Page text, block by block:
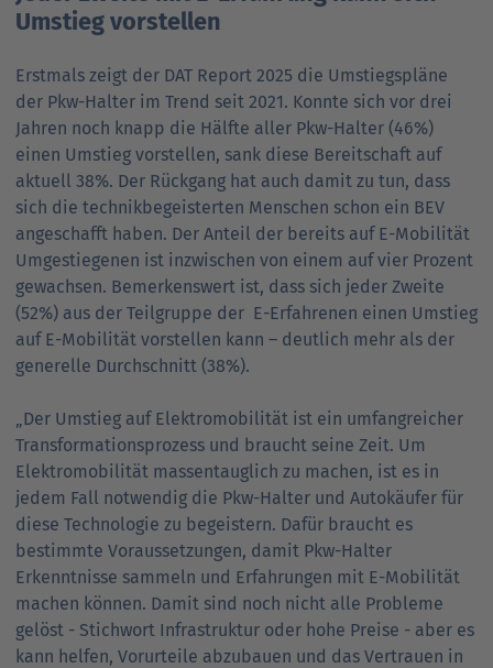
Umstieg vorstellen
Erstmals zeigt der DAT Report 2025 die Umstiegspläne
der Pkw-Halter im Trend seit 2021. Konnte sich vor drei
Jahren noch knapp die Hälfte aller Pkw-Halter (46%)
einen Umstieg vorstellen, sank diese Bereitschaft auf
aktuell 38%. Der Rückgang hat auch damit zu tun, dass
sich die technikbegeisterten Menschen schon ein BEV
angeschafft haben. Der Anteil der bereits auf E-Mobilität
Umgestiegenen ist inzwischen von einem auf vier Prozent
gewachsen. Bemerkenswert ist, dass sich jeder Zweite
(52%) aus der Teilgruppe der E-Erfahrenen einen Umstieg
auf E-Mobilität vorstellen kann – deutlich mehr als der
generelle Durchschnitt (38%).
„Der Umstieg auf Elektromobilität ist ein umfangreicher
Transformationsprozess und braucht seine Zeit. Um
Elektromobilität massentauglich zu machen, ist es in
jedem Fall notwendig die Pkw-Halter und Autokäufer für
diese Technologie zu begeistern. Dafür braucht es
bestimmte Voraussetzungen, damit Pkw-Halter
Erkenntnisse sammeln und Erfahrungen mit E-Mobilität
machen können. Damit sind noch nicht alle Probleme
gelöst - Stichwort Infrastruktur oder hohe Preise - aber es
kann helfen, Vorurteile abzubauen und das Vertrauen in